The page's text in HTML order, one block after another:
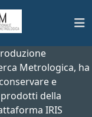
Metrologica, ha
e
della
IRIS